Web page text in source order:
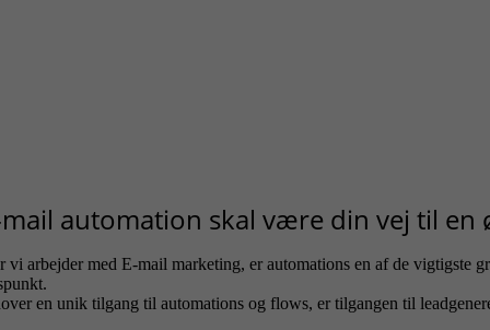
mail automation skal være din vej til en
vi arbejder med E-mail marketing, er automations en af de vigtigste
en unik tilgang til automations og flows, er tilgangen til